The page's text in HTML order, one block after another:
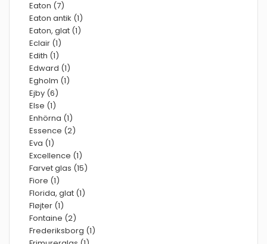
Eaton (7)
Eaton antik (1)
Eaton, glat (1)
Eclair (1)
Edith (1)
Edward (1)
Egholm (1)
Ejby (6)
Else (1)
Enhörna (1)
Essence (2)
Eva (1)
Excellence (1)
Farvet glas (15)
Fiore (1)
Florida, glat (1)
Fløjter (1)
Fontaine (2)
Frederiksborg (1)